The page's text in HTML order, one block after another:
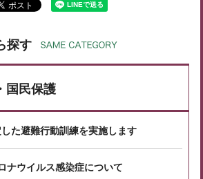
探す
国民保護
た避難行動訓練を実施します
ナウイルス感染症について